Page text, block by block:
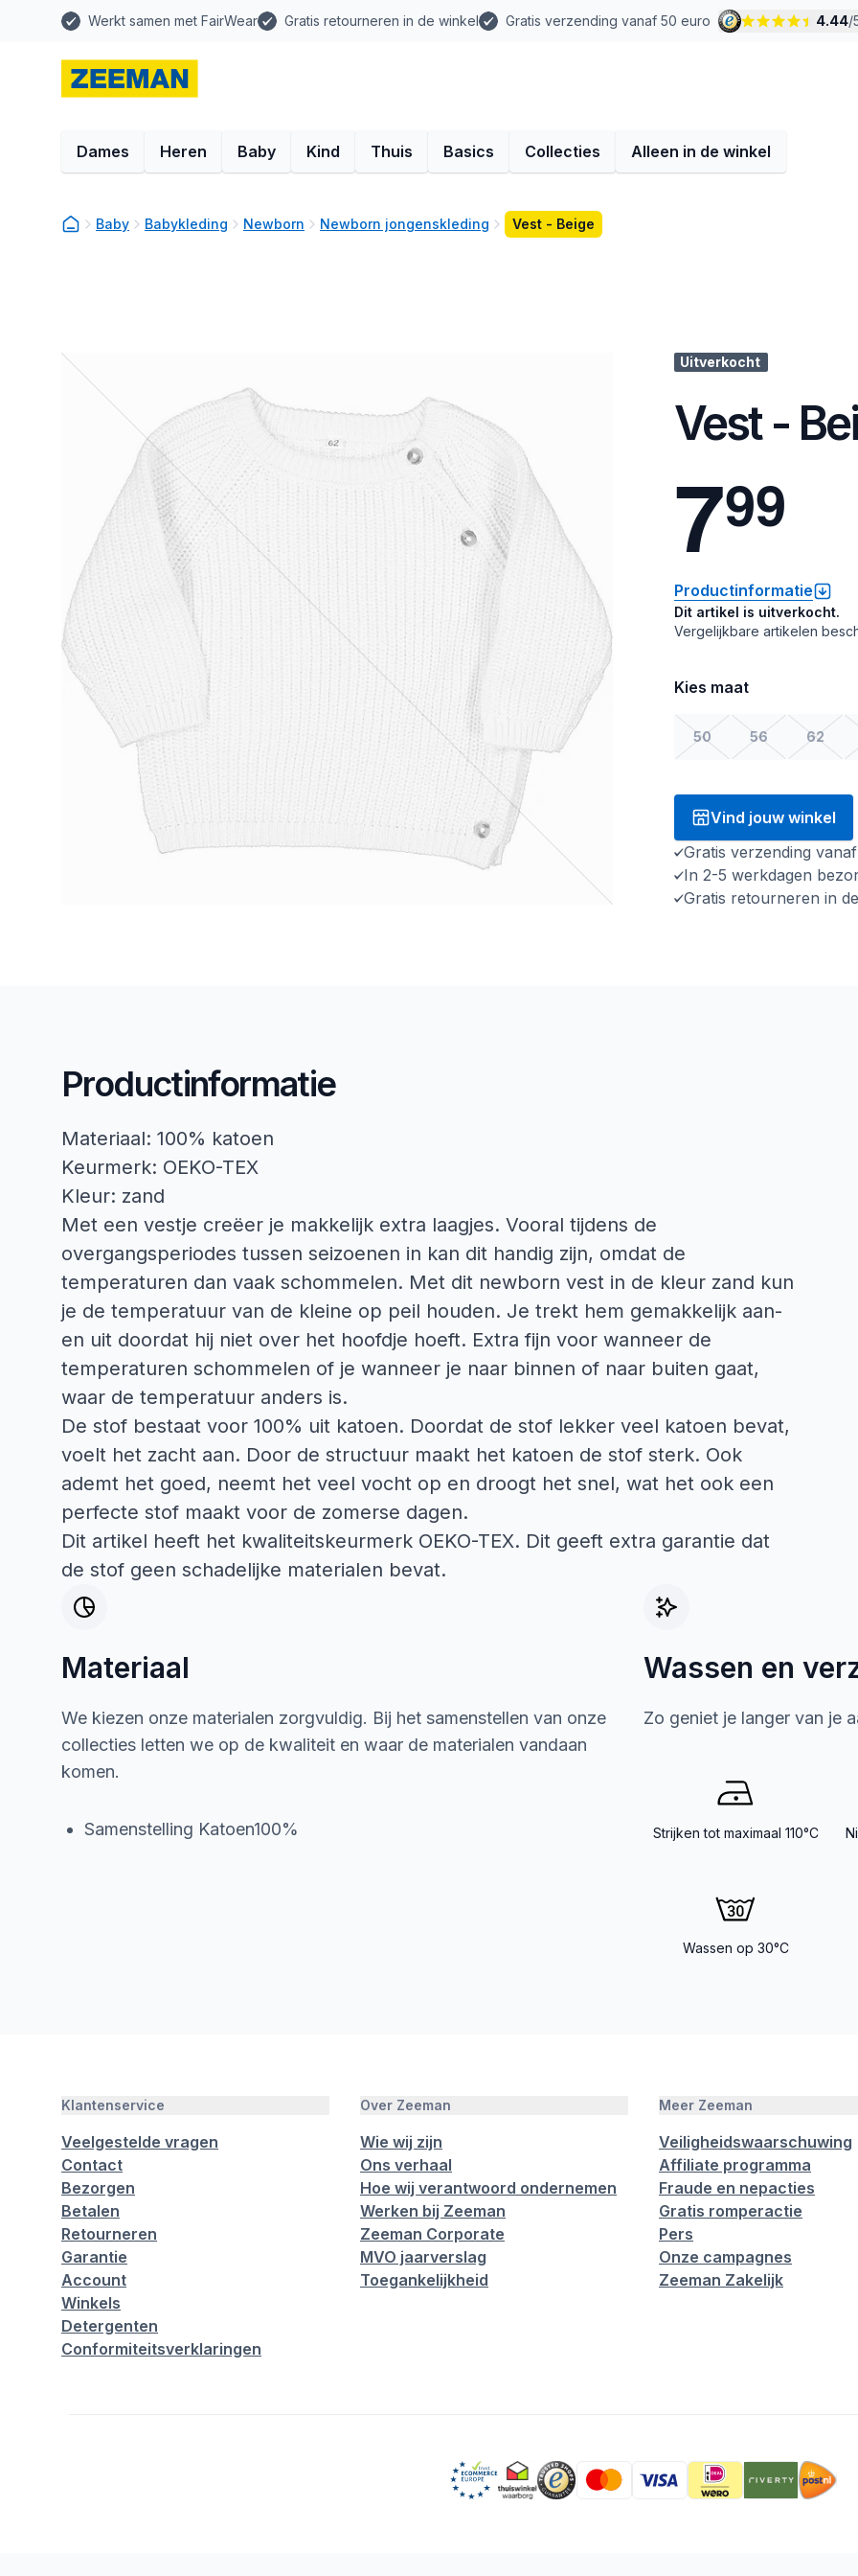
Werkt samen met FairWear Gratis retourneren in de winkel Gratis verzending vanaf 50 euro 4.44/
Dames Heren Baby Kind Thuis Basics Collecties Alleen in de winkel
Baby Babykleding Newborn Newborn jongenskleding Vest - Beige
Uitverkocht
Vest -
799
Productinformatie
Dit artikel is uitverkocht.
Vergelijkbare artikelen
Kies maat
50 56 62
Vind jouw winkel
Gratis verzending
In 2-5 werkdagen
Gratis retourneren in
Productinformatie
Materiaal: 100% katoen
Keurmerk: OEKO-TEX
Kleur: zand
Met een vestje creëer je makkelijk extra laagjes. Vooral tijdens de
overgangsperiodes tussen seizoenen in kan dit handig zijn, omdat de
temperaturen dan vaak schommelen. Met dit newborn vest in de kleur zand kun
je de temperatuur van de kleine op peil houden. Je trekt hem gemakkelijk aan-
en uit doordat hij niet over het hoofdje hoeft. Extra fijn voor wanneer de
temperaturen schommelen of je wanneer je naar binnen of naar buiten gaat,
waar de temperatuur anders is.
De stof bestaat voor 100% uit katoen. Doordat de stof lekker veel katoen bevat,
voelt het zacht aan. Door de structuur maakt het katoen de stof sterk. Ook
ademt het goed, neemt het veel vocht op en droogt het snel, wat het ook een
perfecte stof maakt voor de zomerse dagen.
Dit artikel heeft het kwaliteitskeurmerk OEKO-TEX. Dit geeft extra garantie dat
de stof geen schadelijke materialen bevat.
Materiaal
We kiezen onze materialen zorgvuldig. Bij het samenstellen van onze
collecties letten we op de kwaliteit en waar de materialen vandaan
komen.
Samenstelling Katoen100%
Wassen en
Zo geniet je langer van je
Strijken tot maximaal 110°C
Wassen op 30°C
Klantenservice
Veelgestelde vragen
Contact
Bezorgen
Betalen
Retourneren
Garantie
Account
Winkels
Detergenten
Conformiteitsverklaringen
Over Zeeman
Wie wij zijn
Ons verhaal
Hoe wij verantwoord ondernemen
Werken bij Zeeman
Zeeman Corporate
MVO jaarverslag
Toegankelijkheid
Meer Zeeman
Veiligheidswaarschuwing
Affiliate programma
Fraude en nepacties
Gratis romperactie
Pers
Onze campagnes
Zeeman Zakelijk